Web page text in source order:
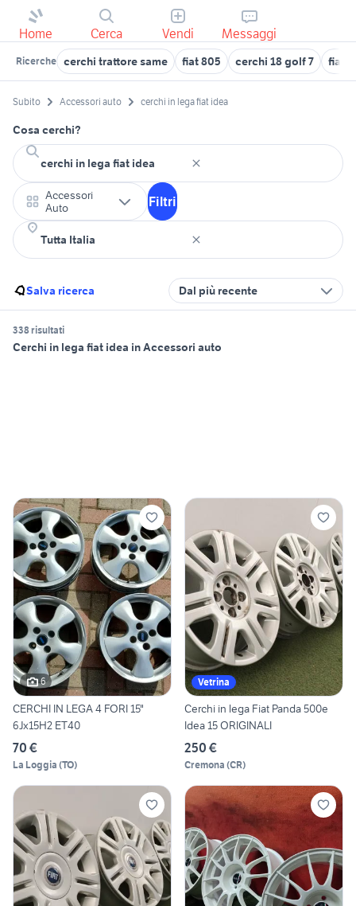
Home Cerca Vendi Messaggi
Ricerche cerchi trattore same fiat 805 cerchi 18 golf 7 fiat
Subito Accessori auto cerchi in lega fiat idea
Cosa cerchi?
Accessori
Auto
Filtri
Salva ricerca Dal più recente
338 risultati
Cerchi in lega fiat idea in Accessori auto
6
CERCHI IN LEGA 4 FORI 15"
6Jx15H2 ET40
70 €
La Loggia (TO)
Vetrina
Cerchi in lega Fiat Panda 500e
Idea 15 ORIGINALI
250 €
Cremona (CR)